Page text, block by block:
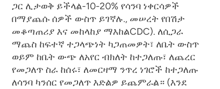
ጋር ሊታወቅ ይችላል-10-20% የሳንባ ነቀርሳዎች
በማያጨሱ ሰዎች ውስጥ ይገኛሉ.,መሠረት የበሽታ
መቆጣጠሪያ እና መከላከያ ማእከልCDC). ለሲጋራ
ማጨስ ከፍተኛ ተጋላጭነት ካጋጠመዎት፣ ለቤት ውስጥ
ወይም ከቤት ውጭ ለአየር ብክለት ከተጋለጡ፣ ለጨረር
የመጋለጥ ስራ ከሰሩ፣ ለመርዛማ ንጥረ ነገሮች ከተጋለጡ
ለሳንባ ካንሰር የመጋለጥ እድልዎ ይጨምራል።(እንደ